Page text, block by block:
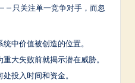
只关注单一竞争对手，而忽
中价值被创造的位置。
大失败前就揭示潜在威胁。
投入时间和资金。